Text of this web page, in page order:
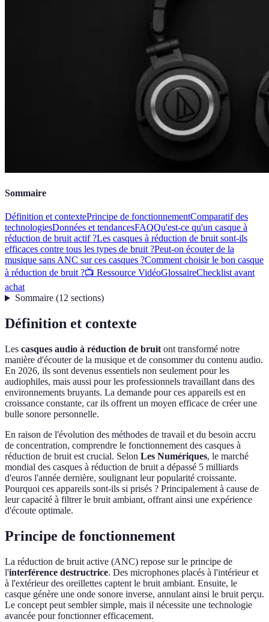
Sommaire
Définition et contextePrincipe de fonctionnementComparatif des
technologiesDonnées et tendancesFAQQu'est-ce qu'un casque à
réduction de bruit actif ?Les casques à réduction de bruit sont-ils
efficaces contre tous les types de bruit ?Peut-on écouter de la
musique sans ANC sur ces casques ?Comment choisir le bon casque
à réduction de bruit ?📺 Ressource VidéoGlossaireChecklist avant
achat
Sommaire(12 sections)
Définition et contexte
Les casques audio à réduction de bruit ont transformé notre
manière d'écouter de la musique et de consommer du contenu audio.
En 2026, ils sont devenus essentiels non seulement pour les
audiophiles, mais aussi pour les professionnels travaillant dans des
environnements bruyants. La demande pour ces appareils est en
croissance constante, car ils offrent un moyen efficace de créer une
bulle sonore personnelle.
En raison de l'évolution des méthodes de travail et du besoin accru
de concentration, comprendre le fonctionnement des casques à
réduction de bruit est crucial. Selon Les Numériques, le marché
mondial des casques à réduction de bruit a dépassé 5 milliards
d'euros l'année dernière, soulignant leur popularité croissante.
Pourquoi ces appareils sont-ils si prisés ? Principalement à cause de
leur capacité à filtrer le bruit ambiant, offrant ainsi une expérience
d'écoute optimale.
Principe de fonctionnement
La réduction de bruit active (ANC) repose sur le principe de
l'interférence destructrice. Des microphones placés à l'intérieur et
à l'extérieur des oreillettes captent le bruit ambiant. Ensuite, le
casque génère une onde sonore inverse, annulant ainsi le bruit perçu.
Le concept peut sembler simple, mais il nécessite une technologie
avancée pour fonctionner efficacement.